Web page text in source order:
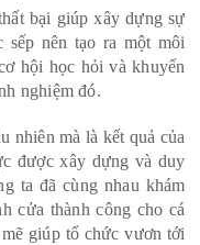
bại giúp xây dựng sự
nên tạo ra một môi
hội học hỏi và khuyến
nghiệm đó.
mà là kết quả của
được xây dựng và duy
ta đã cùng nhau khám
cửa thành công cho cá
giúp tổ chức vươn tới